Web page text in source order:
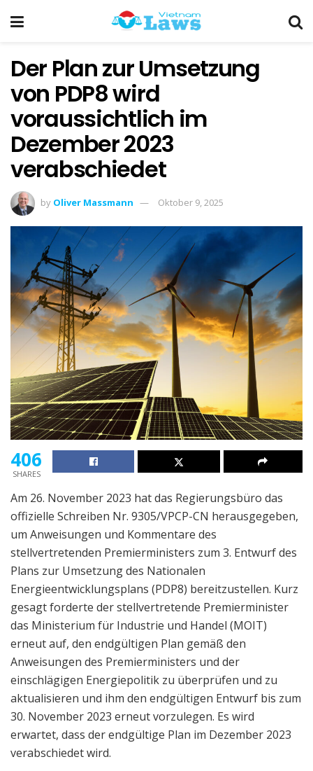
Der Plan zur Umsetzung
von PDP8 wird
voraussichtlich im
Dezember 2023
verabschiedet
by Oliver Massmann Oktober 9, 2025
406
SHARES
Am 26. November 2023 hat das Regierungsbüro das
offizielle Schreiben Nr. 9305/VPCP-CN herausgegeben,
um Anweisungen und Kommentare des
stellvertretenden Premierministers zum 3. Entwurf des
Plans zur Umsetzung des Nationalen
Energieentwicklungsplans (PDP8) bereitzustellen. Kurz
gesagt forderte der stellvertretende Premierminister
das Ministerium für Industrie und Handel (MOIT)
erneut auf, den endgültigen Plan gemäß den
Anweisungen des Premierministers und der
einschlägigen Energiepolitik zu überprüfen und zu
aktualisieren und ihm den endgültigen Entwurf bis zum
30. November 2023 erneut vorzulegen. Es wird
erwartet, dass der endgültige Plan im Dezember 2023
verabschiedet wird.